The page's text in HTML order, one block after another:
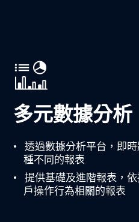
多元數據分析
透過數據分析平台，即
種不同的報表
提供基礎及進階報表，
戶操作行為相關的報表